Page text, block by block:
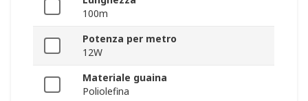
100m
Potenza per metro
12W
Materiale guaina
Poliolefina